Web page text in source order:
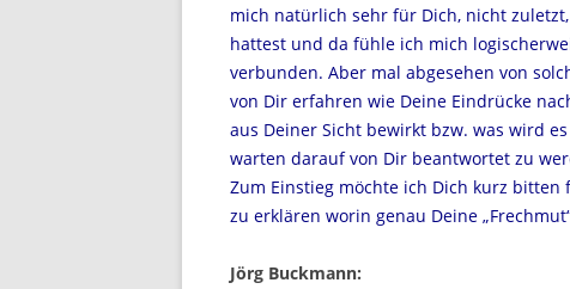
mich natürlich sehr für Dich, nicht
hattest und da fühle ich mich
verbunden. Aber mal abgesehen von
von Dir erfahren wie Deine Eindrücke
aus Deiner Sicht bewirkt bzw. was wird
warten darauf von Dir beantwortet zu
Zum Einstieg möchte ich Dich kurz bitten
zu erklären worin genau Deine
Jörg Buckmann: